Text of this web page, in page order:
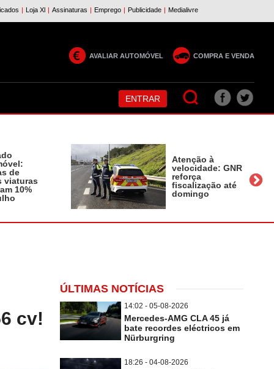
AVALIAR AUTOMÓVEL COMPRA E VENDA
ENTRAR
de
viaturas
10%
Atenção à
velocidade: GNR
reforça
fiscalização até
domingo
cv!
ÚLTIMAS NOTÍCIAS
14:02 - 05-08-2026
Mercedes-AMG CLA 45 já
bate recordes eléctricos em
Nürburgring
18:26 - 04-08-2026